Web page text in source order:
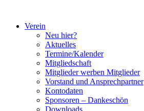
springenVerein
Neu hier?
Aktuelles
Termine/Kalender
Mitgliedschaft
Mitglieder werben Mitglieder
Vorstand und Ansprechpartner
Kontodaten
Sponsoren – Dankeschön
Downloads